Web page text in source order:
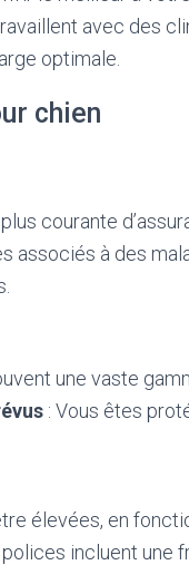
avec des
optimale.
chien
courante
associés à des
une vaste
: Vous êtes
élevées, en
incluent une